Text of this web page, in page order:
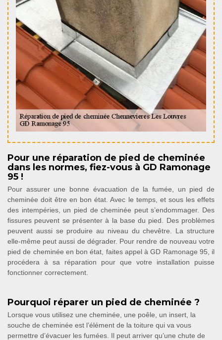
Pour une réparation de pied de cheminée
dans les normes, fiez-vous à GD Ramonage
95 !
Pour assurer une bonne évacuation de la fumée, un pied de
cheminée doit être en bon état. Avec le temps, et sous les effets
des intempéries, un pied de cheminée peut s’endommager. Des
fissures peuvent se présenter à la base du pied. Des problèmes
peuvent aussi se produire au niveau du chevêtre. La structure
elle-même peut aussi de dégrader. Pour rendre de nouveau votre
pied de cheminée en bon état, faites appel à GD Ramonage 95, il
procédera à sa réparation pour que votre installation puisse
fonctionner correctement.
Pourquoi réparer un pied de cheminée ?
Lorsque vous utilisez une cheminée, une poêle, un insert, la
souche de cheminée est l’élément de la toiture qui va vous
permettre d’évacuer les fumées. Il peut arriver qu’une chute de